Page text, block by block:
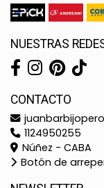
NUESTRAS
CONTACTO
1124950255
Núñez - CABA
Botón de